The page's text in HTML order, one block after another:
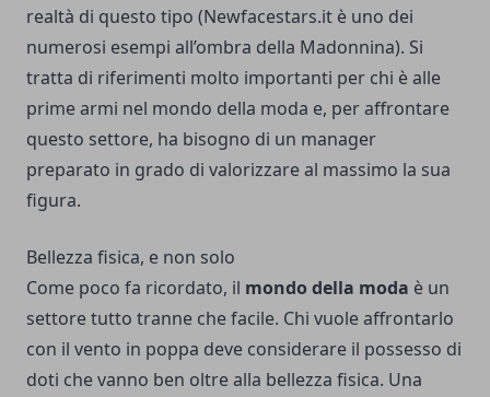
realtà di questo tipo (Newfacestars.it è uno dei
numerosi esempi all’ombra della Madonnina). Si
tratta di riferimenti molto importanti per chi è alle
prime armi nel mondo della moda e, per affrontare
questo settore, ha bisogno di un manager
preparato in grado di valorizzare al massimo la sua
figura.
Bellezza fisica, e non solo
Come poco fa ricordato, il mondo della moda è un
settore tutto tranne che facile. Chi vuole affrontarlo
con il vento in poppa deve considerare il possesso di
doti che vanno ben oltre alla bellezza fisica. Una